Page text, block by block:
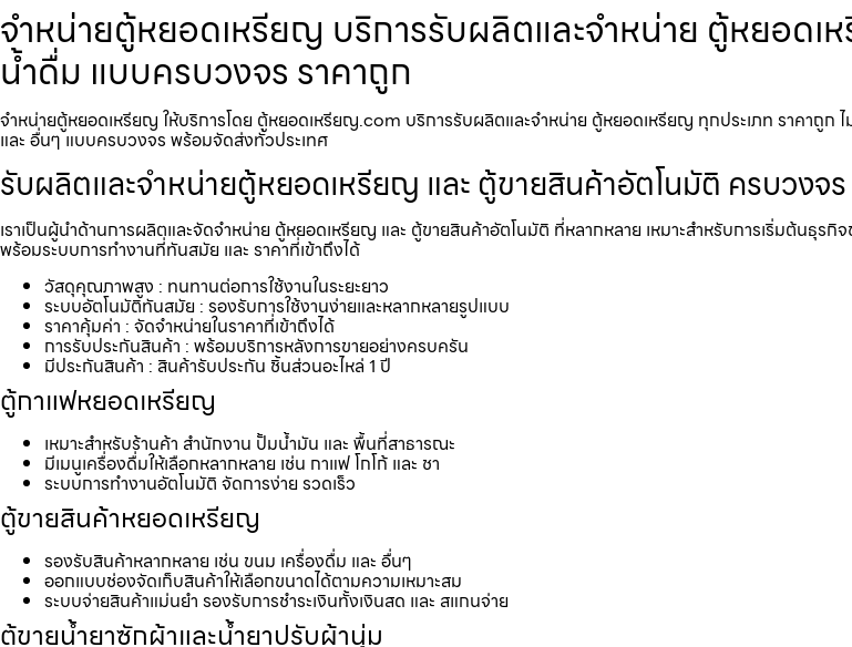
จำหน่ายตู้หยอดเหรียญ บริการรับผลิตและจำหน่าย ตู้หยอด
น้ำดื่ม แบบครบวงจร ราคาถูก
จำหน่ายตู้หยอดเหรียญ ให้บริการโดย ตู้หยอดเหรียญ.com บริการรับผลิตและจำหน่าย ตู้หยอดเหรียญ ทุกประเภท ราคาถู
และ อื่นๆ แบบครบวงจร พร้อมจัดส่งทั่วประเทศ
รับผลิตและจำหน่ายตู้หยอดเหรียญ และ ตู้ขายสินค้าอัตโนมัติ ครบวงจร
เราเป็นผู้นำด้านการผลิตและจัดจำหน่าย ตู้หยอดเหรียญ และ ตู้ขายสินค้าอัตโนมัติ ที่หลากหลาย เหมาะสำหรับการเริ่มต้นธุ
พร้อมระบบการทำงานที่ทันสมัย และ ราคาที่เข้าถึงได้
วัสดุคุณภาพสูง : ทนทานต่อการใช้งานในระยะยาว
ระบบอัตโนมัติทันสมัย : รองรับการใช้งานง่ายและหลากหลายรูปแบบ
ราคาคุ้มค่า : จัดจำหน่ายในราคาที่เข้าถึงได้
การรับประกันสินค้า : พร้อมบริการหลังการขายอย่างครบครัน
มีประกันสินค้า : สินค้ารับประกัน ชิ้นส่วนอะไหล่ 1 ปี
ตู้กาแฟหยอดเหรียญ
เหมาะสำหรับร้านค้า สำนักงาน ปั้มน้ำมัน และ พื้นที่สาธารณะ
มีเมนูเครื่องดื่มให้เลือกหลากหลาย เช่น กาแฟ โกโก้ และ ชา
ระบบการทำงานอัตโนมัติ จัดการง่าย รวดเร็ว
ตู้ขายสินค้าหยอดเหรียญ
รองรับสินค้าหลากหลาย เช่น ขนม เครื่องดื่ม และ อื่นๆ
ออกแบบช่องจัดเก็บสินค้าให้เลือกขนาดได้ตามความเหมาะสม
ระบบจ่ายสินค้าแม่นยำ รองรับการชำระเงินทั้งเงินสด และ สแกนจ่าย
ตู้ขายน้ำยาซักผ้าและน้ำยาปรับผ้านุ่ม